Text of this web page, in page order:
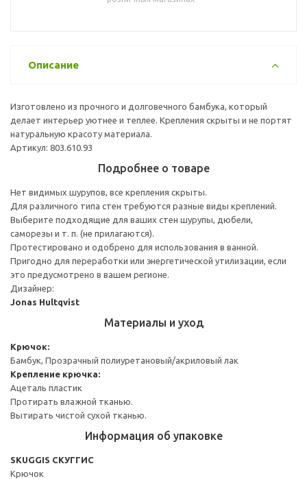
Описание
Изготовлено из прочного и долговечного бамбука, который
делает интерьер уютнее и теплее. Крепления скрыты и не портят
натуральную красоту материала.
Артикул: 803.610.93
Подробнее о товаре
Нет видимых шурупов, все крепления скрыты.
Для различного типа стен требуются разные виды креплений.
Выберите подходящие для ваших стен шурупы, дюбели,
саморезы и т. п. (не прилагаются).
Протестировано и одобрено для использования в ванной.
Пригодно для переработки или энергетической утилизации, если
это предусмотрено в вашем регионе.
Дизайнер:
Jonas Hultqvist
Материалы и уход
Крючок:
Бамбук, Прозрачный полиуретановый/акриловый лак
Крепление крючка:
Ацеталь пластик
Протирать влажной тканью.
Вытирать чистой сухой тканью.
Информация об упаковке
SKUGGIS СКУГГИС
Крючок